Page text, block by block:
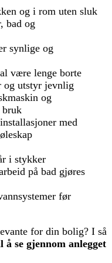
og i rom uten sluk
bad og
synlige og
være lenge borte
og utstyr jevnlig
og
bruk
med
i stykker
på bad gjøres
før
for din bolig? I så
se gjennom anlegget